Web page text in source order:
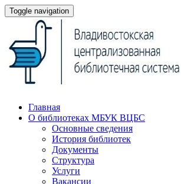
Toggle navigation
Главная
О библиотеках МБУК ВЦБС
Основные сведения
История библиотек
Документы
Структура
Услуги
Вакансии